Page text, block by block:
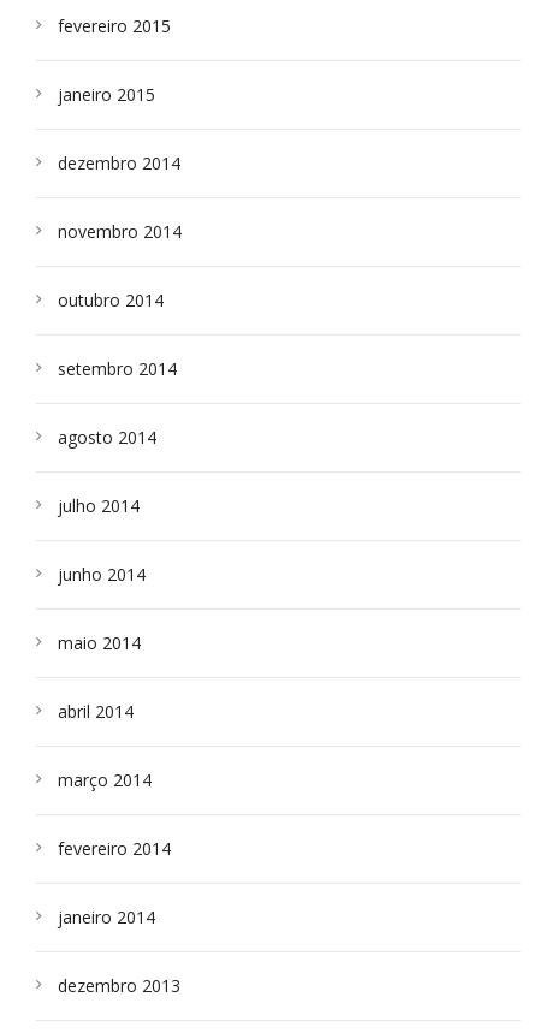
fevereiro 2015
janeiro 2015
dezembro 2014
novembro 2014
outubro 2014
setembro 2014
agosto 2014
julho 2014
junho 2014
maio 2014
abril 2014
março 2014
fevereiro 2014
janeiro 2014
dezembro 2013